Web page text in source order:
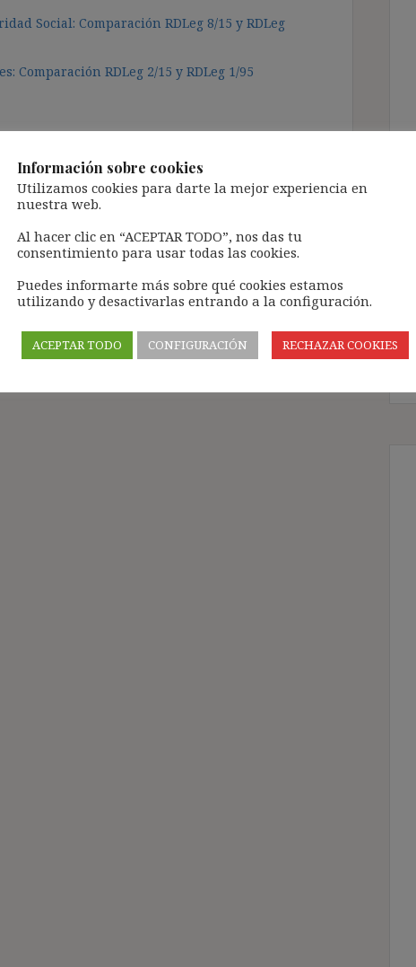
Social: Comparación RDLeg 8/15 y RDLeg
Comparación RDLeg 2/15 y RDLeg 1/95
Información sobre cookies
Utilizamos cookies para darte la mejor experiencia en
nuestra web.
Al hacer clic en “ACEPTAR TODO”, nos das tu
consentimiento para usar todas las cookies.
Puedes informarte más sobre qué cookies estamos
utilizando y desactivarlas entrando a la configuración.
ACEPTAR TODO CONFIGURACIÓN RECHAZAR COOKIES